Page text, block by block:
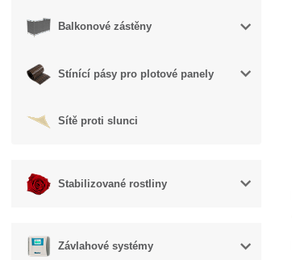
Balkonové zástěny
Stínící pásy pro plotové panely
Sítě proti slunci
Stabilizované rostliny
Závlahové systémy